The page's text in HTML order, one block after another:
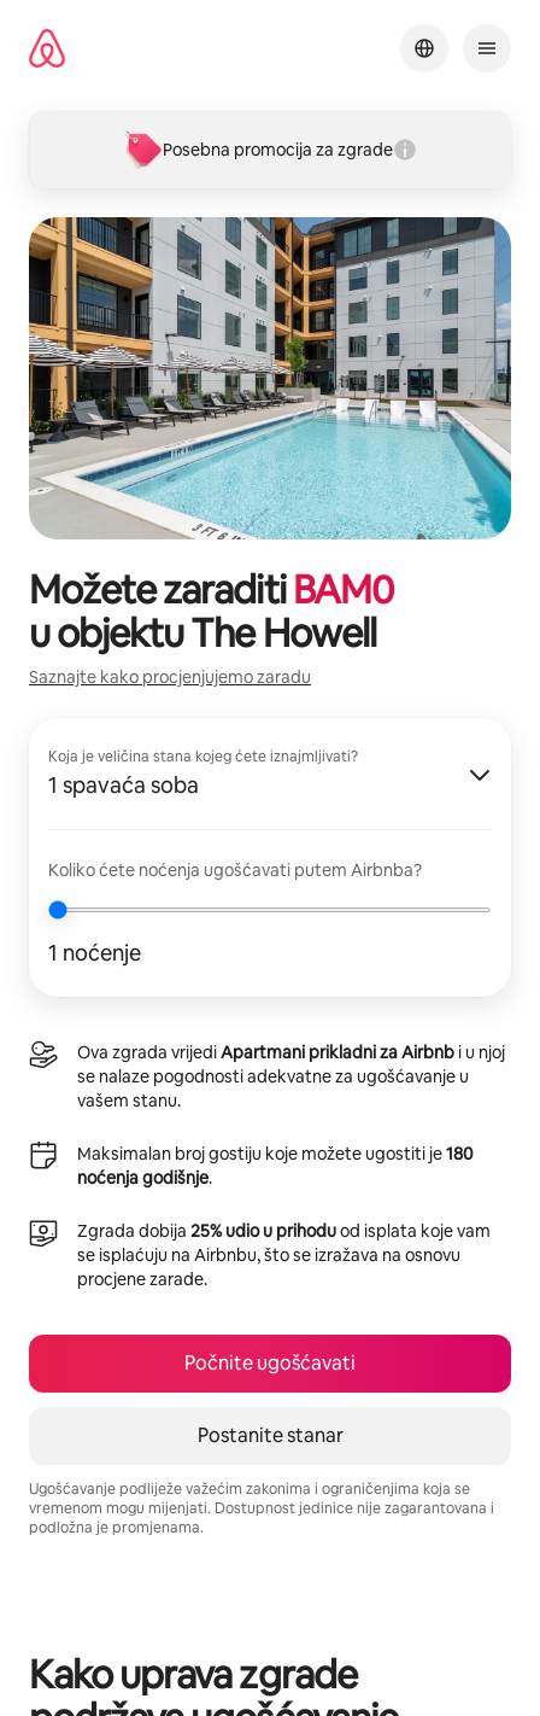
sadržaj
Posebna promocija za zgrade
Možete zaraditiBAM0
u objektuThe Howell
Saznajte kako procjenjujemo zaradu
Koja je veličina stana kojeg ćete iznajmljivati?
1 spavaća soba
Koliko ćete noćenja ugošćavati putem Airbnba?
1 noćenje
Ova zgrada vrijediApartmani prikladni za Airbnb i u njoj
se nalaze pogodnosti adekvatne za ugošćavanje u
vašem stanu.
Maksimalan broj gostiju koje možete ugostiti je180
noćenja godišnje.
Zgrada dobija 25% udio u prihoduod isplata koje vam
se isplaćuju na Airbnbu, što se izražava na osnovu
procjene zarade.
Počnite ugošćavati
Postanite stanar
Ugošćavanje podliježe važećim zakonima i ograničenjima koja se
vremenom mogu mijenjati. Dostupnost jedinice nije zagarantovana i
podložna je promjenama.
Kako uprava zgrade